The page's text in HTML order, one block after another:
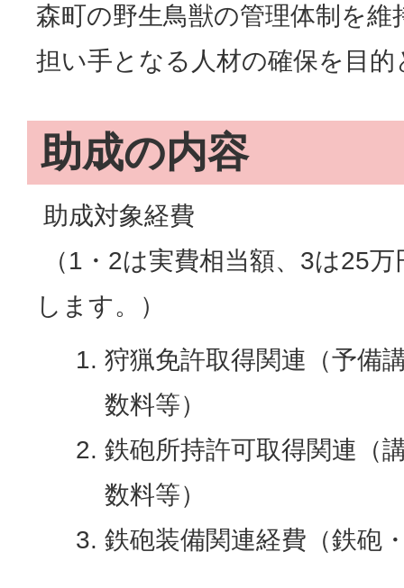
森町の野生鳥獣の管理体制を
担い手となる人材の確保を目
助成の内容
助成対象経費
（1・2は実費相当額、3は25
します。）
狩猟免許取得関連（予備
数料等）
鉄砲所持許可取得関連（
数料等）
鉄砲装備関連経費（鉄砲